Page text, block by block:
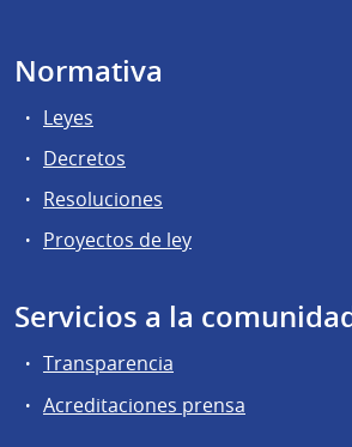
Normativa
Leyes
Decretos
Resoluciones
Proyectos de ley
Servicios a la
Transparencia
Acreditaciones prensa